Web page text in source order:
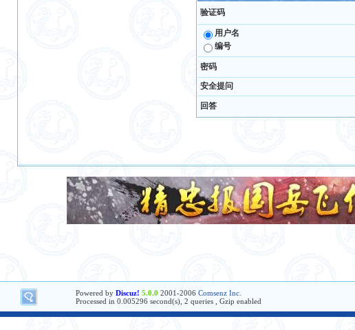
验证码
用户名
编号
密码
安全提问
回答
Powered by Discuz! 5.0.0 2001-2006 Comsenz Inc.
Processed in 0.005296 second(s), 2 queries , Gzip enabled